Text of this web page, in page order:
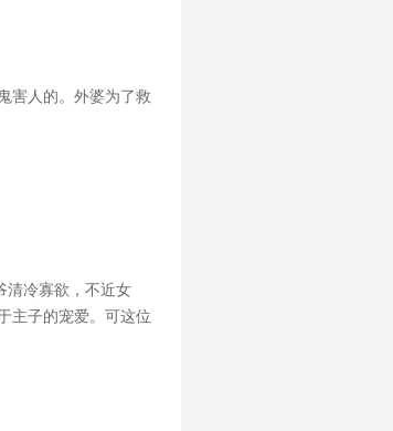
害人的。外婆为了救
清冷寡欲，不近女
主子的宠爱。可这位
是后来，主子带回